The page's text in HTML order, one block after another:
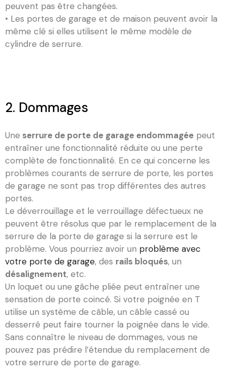
peuvent pas être changées.
• Les portes de garage et de maison peuvent avoir la
même clé si elles utilisent le même modèle de
cylindre de serrure.
2. Dommages
Une serrure de porte de garage endommagée peut
entraîner une fonctionnalité réduite ou une perte
complète de fonctionnalité. En ce qui concerne les
problèmes courants de serrure de porte, les portes
de garage ne sont pas trop différentes des autres
portes.
Le déverrouillage et le verrouillage défectueux ne
peuvent être résolus que par le remplacement de la
serrure de la porte de garage si la serrure est le
problème. Vous pourriez avoir un problème avec
votre porte de garage, des rails bloqués, un
désalignement, etc.
Un loquet ou une gâche pliée peut entraîner une
sensation de porte coincé. Si votre poignée en T
utilise un système de câble, un câble cassé ou
desserré peut faire tourner la poignée dans le vide.
Sans connaître le niveau de dommages, vous ne
pouvez pas prédire l’étendue du remplacement de
votre serrure de porte de garage.